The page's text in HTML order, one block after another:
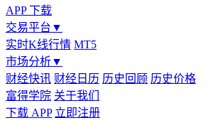
APP 下载
交易平台 ▼
实时K线行情 MT5
市场分析▼
财经快讯 财经日历 历史回顾 历史价格
富得学院 关于我们
下载 APP 立即注册